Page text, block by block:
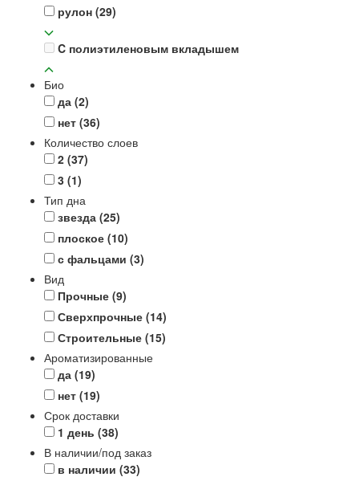
рулон (29)
C полиэтиленовым вкладышем
Био
да (2)
нет (36)
Количество слоев
2 (37)
3 (1)
Тип дна
звезда (25)
плоское (10)
с фальцами (3)
Вид
Прочные (9)
Сверхпрочные (14)
Строительные (15)
Ароматизированные
да (19)
нет (19)
Срок доставки
1 день (38)
В наличии/под заказ
в наличии (33)